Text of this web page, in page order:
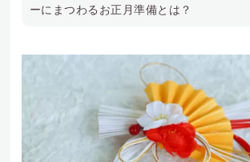
ーにまつわるお正月準備とは？